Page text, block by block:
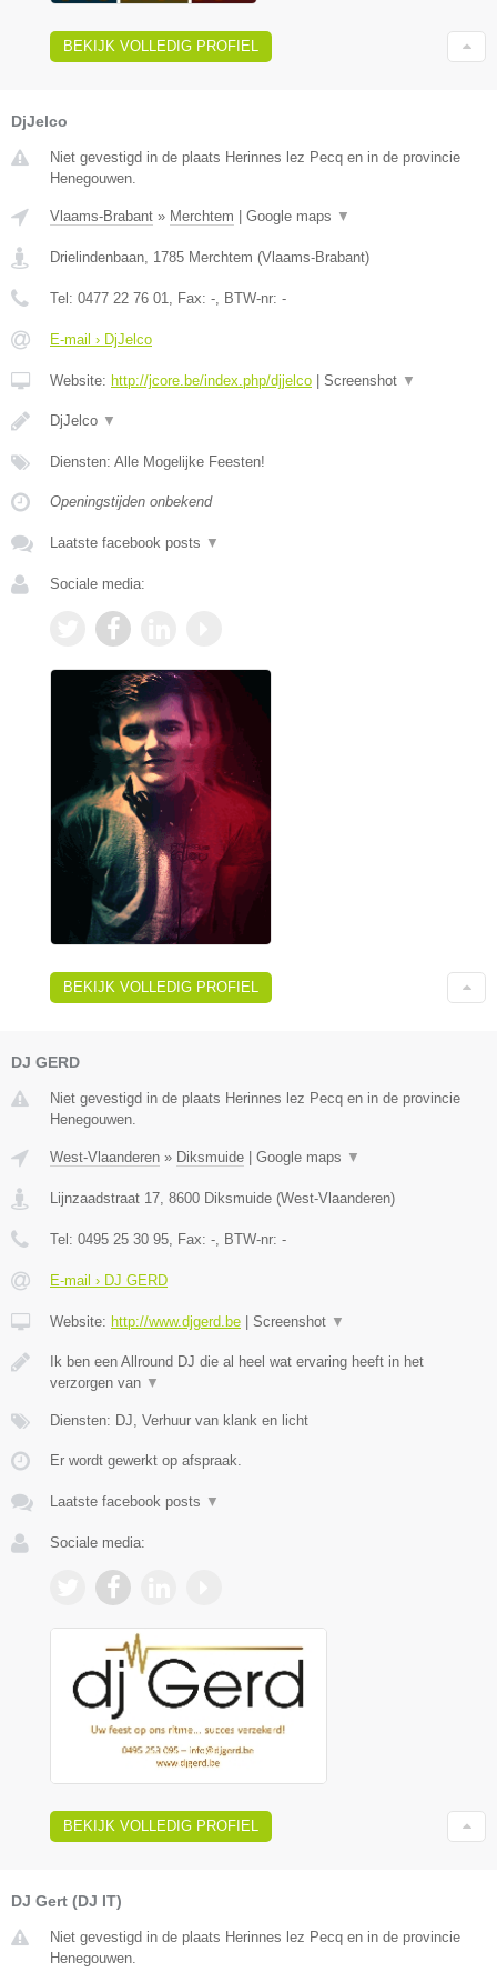
BEKIJK VOLLEDIG PROFIEL
DjJelco
Niet gevestigd in de plaats Herinnes lez Pecq en in de provincie
Henegouwen.
Vlaams-Brabant » Merchtem | Google maps ▼
Drielindenbaan 1785 Merchtem (Vlaams-Brabant)
Tel: 0477 22 76 01 , Fax: - , BTW-nr: -
E-mail › DjJelco
Website: http://jcore.be/index.php/djjelco | Screenshot ▼
DjJelco ▼
Diensten: Alle Mogelijke Feesten!
Openingstijden onbekend
Laatste facebook posts ▼
Sociale media:
BEKIJK VOLLEDIG PROFIEL
DJ GERD
Niet gevestigd in de plaats Herinnes lez Pecq en in de provincie
Henegouwen.
West-Vlaanderen » Diksmuide Google maps ▼
Lijnzaadstraat 17, 8600 Diksmuide (West-Vlaanderen)
Tel: 0495 25 30 95, Fax: -, BTW-nr: -
E-mail › DJ GERD
Website: http://www.djgerd.be Screenshot ▼
Ik ben een Allround DJ die al heel wat ervaring heeft in het
verzorgen van ▼
Diensten: DJ, Verhuur van klank en licht
Er wordt gewerkt op afspraak.
Laatste facebook posts ▼
Sociale media:
BEKIJK VOLLEDIG PROFIEL
DJ Gert (DJ IT)
Niet gevestigd in de plaats Herinnes lez Pecq en in de provincie
Henegouwen.